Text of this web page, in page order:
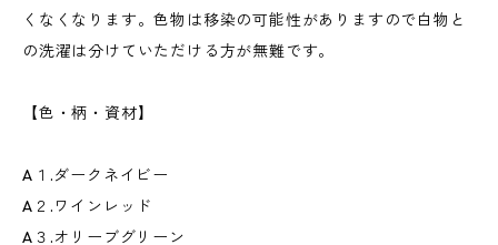
くなくなります。色物は移染の可能性がありますので白物と
の洗濯は分けていただける方が無難です。
【色・柄・資材】
A１.ダークネイビー
A２.ワインレッド
A３.オリーブグリーン